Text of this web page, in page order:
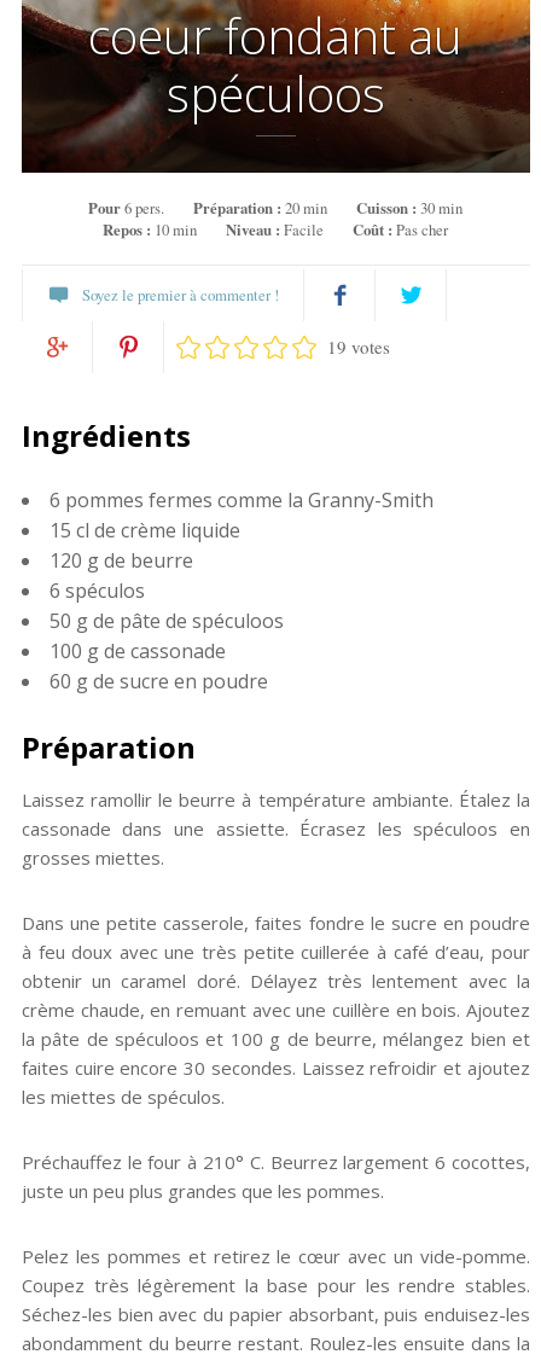
coeur fondant au
spéculoos
Pour6 pers. Préparation :20 min Cuisson :30 min
Repos : 10 min Niveau : Facile Coût : Pas cher
Soyez le premier à commenter !
Partagez
sur
Google+
it
19 votes
Ingrédients
6 pommes fermes comme la Granny-Smith
15 cl de crème liquide
120 g de beurre
6 spéculos
50 g de pâte de spéculoos
100 g de cassonade
60 g de sucre en poudre
Préparation
Laissez ramollir le beurre à température ambiante. Étalez la
cassonade dans une assiette. Écrasez les spéculoos en
grosses miettes.
Dans une petite casserole, faites fondre le sucre en poudre
à feu doux avec une très petite cuillerée à café d’eau, pour
obtenir un caramel doré. Délayez très lentement avec la
crème chaude, en remuant avec une cuillère en bois. Ajoutez
la pâte de spéculoos et 100 g de beurre, mélangez bien et
faites cuire encore 30 secondes. Laissez refroidir et ajoutez
les miettes de spéculos.
Préchauffez le four à 210° C. Beurrez largement 6 cocottes,
juste un peu plus grandes que les pommes.
Pelez les pommes et retirez le cœur avec un vide-pomme.
Coupez très légèrement la base pour les rendre stables.
Séchez-les bien avec du papier absorbant, puis enduisez-les
abondamment du beurre restant. Roulez-les ensuite dans la